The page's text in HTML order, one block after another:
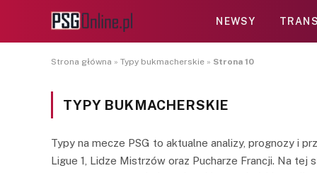
NEWSY
Strona główna » Typy bukmacherskie » Strona 10
TYPY BUKMACHERSKIE
Typy na mecze PSG to aktualne analizy, prognozy i
Ligue 1, Lidze Mistrzów oraz Pucharze Francji. Na